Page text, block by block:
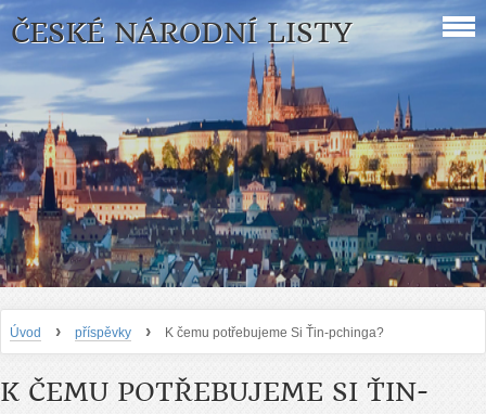
ČESKÉ NÁRODNÍ LISTY
Úvod › příspěvky › K čemu potřebujeme Si Ťin-pchinga?
K ČEMU POTŘEBUJEME SI ŤIN-